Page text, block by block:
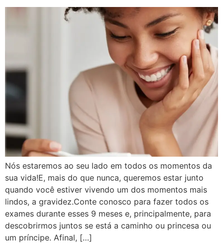
Nós estaremos ao seu lado em todos os momentos da
sua vida!E, mais do que nunca, queremos estar junto
quando você estiver vivendo um dos momentos mais
lindos, a gravidez.Conte conosco para fazer todos os
exames durante esses 9 meses e, principalmente, para
descobrirmos juntos se está a caminho ou princesa ou
um príncipe. Afinal, […]